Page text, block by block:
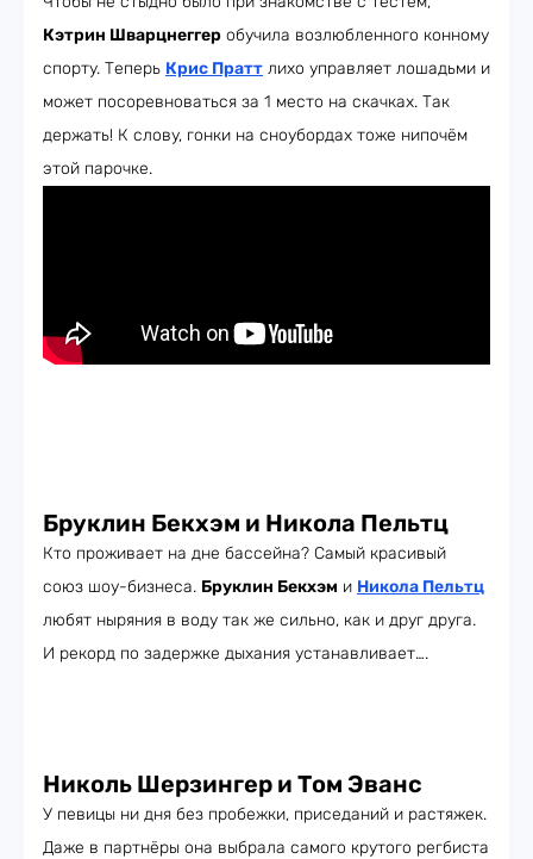
Кэтрин Шварцнеггер обучила возлюбленного конному
спорту. Теперь Крис Пратт лихо управляет лошадьми и
может посоревноваться за 1 место на скачках. Так
держать! К слову, гонки на сноубордах тоже нипочём
этой парочке.
Бруклин Бекхэм и Никола Пельтц
Кто проживает на дне бассейна? Самый красивый
союз шоу-бизнеса. Бруклин Бекхэм и Никола Пельтц
любят ныряния в воду так же сильно, как и друг друга.
И рекорд по задержке дыхания устанавливает….
Николь Шерзингер и Том Эванс
У певицы ни дня без пробежки, приседаний и растяжек.
Даже в партнёры она выбрала самого крутого регбиста